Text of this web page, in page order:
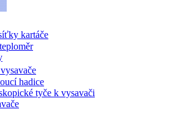
kartáče
hadice
tyče k vysavači